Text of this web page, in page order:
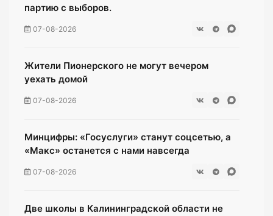
партию с выборов.
07-08-2026
Жители Пионерского не могут вечером
уехать домой
07-08-2026
Минцифры: «Госуслуги» станут соцсетью, а
«Макс» останется с нами навсегда
07-08-2026
Две школы в Калининградской области не